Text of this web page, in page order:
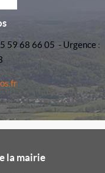
59 68 66 05 - Urgence :
la mairie